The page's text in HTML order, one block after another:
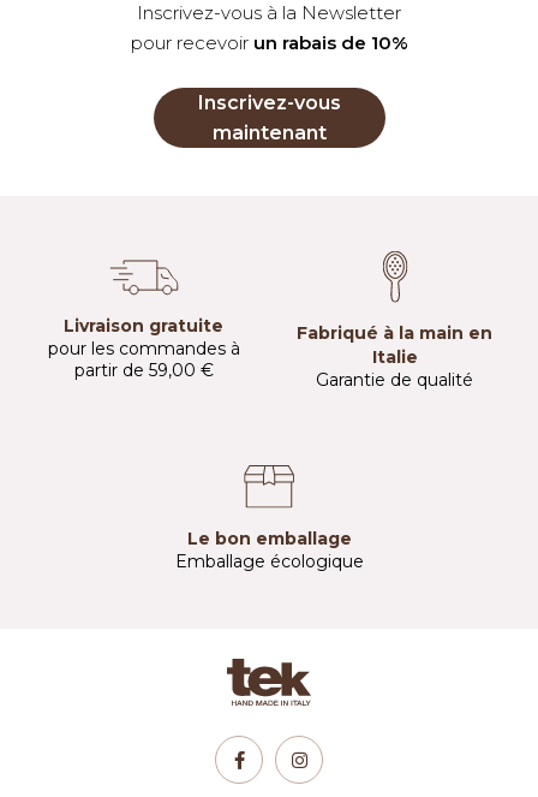
Inscrivez-vous à la Newsletter
pour recevoir un rabais de 10%
Inscrivez-vous
maintenant
Livraison gratuite
pour les commandes à
partir de 59,00 €
Fabriqué à la main en
Italie
Garantie de qualité
Le bon emballage
Emballage écologique